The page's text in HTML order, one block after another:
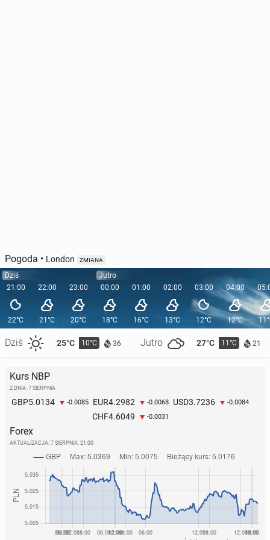
Pogoda • London ZMIANA
Dziś
21:00
22°C
Dziś 25°C 10°C 36 Jutro 27°C 11°C 21
22:00
21°C
23:00
20°C
Jutro
00:00
18°C
01:00
16°C
02:00
13°C
03:00
12°C
04:00
12°C
Kurs NBP
Z DNIA: 7 SIERPNIA
GBP5.0134 -0.0085 EUR4.2982 -0.0068 USD3.7236 -0.0084
CHF4.6049 -0.0031
Forex
AKTUALIZACJA: 7 SIERPNIA, 21:00